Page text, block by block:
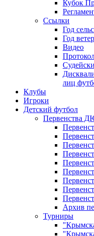
Кубок
Ссылки
Год
Год
Видео
лиц
Клубы
Игроки
Детский футбол
Первенства
Архив
Турниры